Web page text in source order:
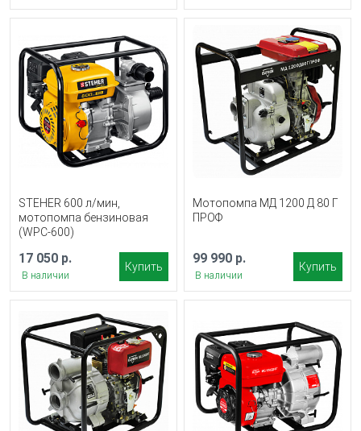
STEHER 600 л/мин,
мотопомпа бензиновая
(WPC-600)
17 050 р.
В наличии
Купить
Мотопомпа МД 1200 Д 80 Г
ПРОФ
99 990 р.
В наличии
Купить